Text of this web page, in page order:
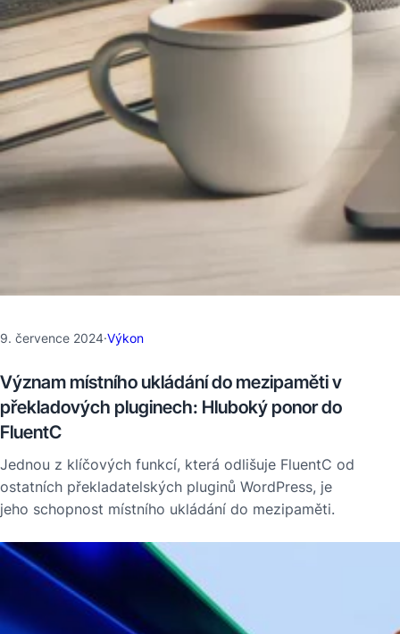
9. července 2024·Výkon
Význam místního ukládání do mezipaměti v
překladových pluginech: Hluboký ponor do
FluentC
Jednou z klíčových funkcí, která odlišuje FluentC od
ostatních překladatelských pluginů WordPress, je
jeho schopnost místního ukládání do mezipaměti.